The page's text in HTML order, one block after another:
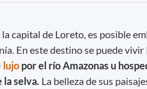
capital de Loreto, es posible
En este destino se puede
lujopor el río Amazonas u
la selva. La belleza de sus